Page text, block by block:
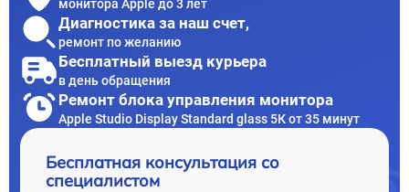
монитора Apple до 3 лет
Диагностика за наш счет,
ремонт по желанию
Бесплатный выезд курьера
в день обращения
Ремонт блока управления монитора
Apple Studio Display Standard glass 5К от 35 минут
Бесплатная консультация со
специалистом